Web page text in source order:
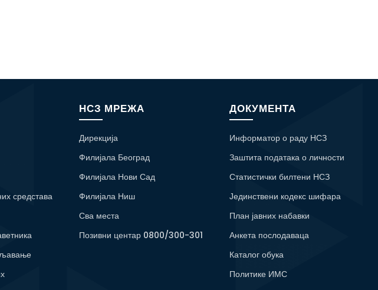
средстава
НСЗ МРЕЖА
Дирекција
Филијала Београд
Филијала Нови Сад
Филијала Ниш
Сва места
Позивни центар 0800/300-301
ДОКУМЕНТА
Информатор о раду НСЗ
Заштита података о личности
Статистички билтени НСЗ
Јединствени кодекс шифара
План јавних набавки
Анкета послодаваца
Каталог обука
Политике ИМС